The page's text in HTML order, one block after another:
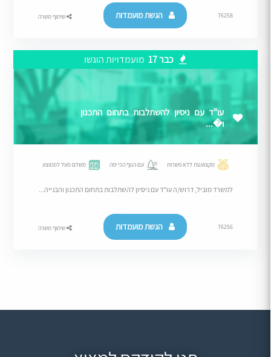
76258 הגשת מועמדות שיתוף משרה
כבר 17 מועמדויות הוגשו
עו"ד עם ניסיון להשתלבות בתחום התכנון
ו�...
מקצוענות ללא פשרות עם הנוף הכי יפה משלם מעל לממוצע
למשרד מוביל, דרוש/ה עו"ד עם ניסיון להשתלבות בתחום התכנון והבנייה...
76256 הגשת מועמדות שיתוף משרה